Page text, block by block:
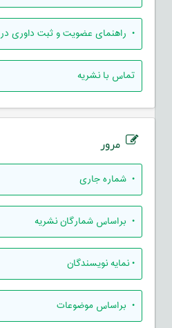
• راهنمای عضویت و ثبت داوری در WOS Researcher ID
تماس با نشریه
مرور
• شماره جاری
• براساس شمارگان نشریه
•نمایه نویسندگان
• براساس موضوعات